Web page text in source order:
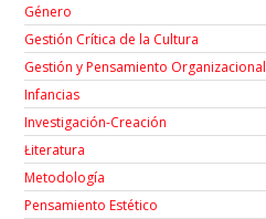
Género
Gestión Crítica de la Cultura
Gestión y Pensamiento Organizacional
Infancias
Investigación-Creación
Łiteratura
Metodología
Pensamiento Estético